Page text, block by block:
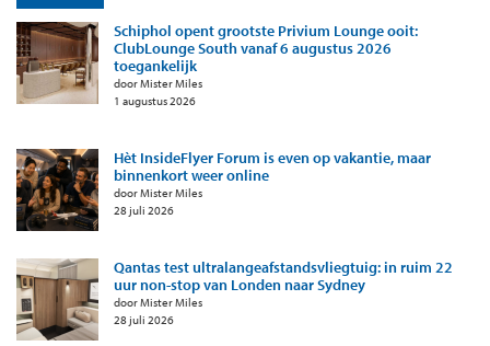
Schiphol opent grootste Privium Lounge ooit:
ClubLounge South vanaf 6 augustus 2026
toegankelijk
door Mister Miles
1 augustus 2026
Hèt InsideFlyer Forum is even op vakantie, maar
binnenkort weer online
door Mister Miles
28 juli 2026
Qantas test ultralangeafstandsvliegtuig: in ruim 22
uur non-stop van Londen naar Sydney
door Mister Miles
28 juli 2026